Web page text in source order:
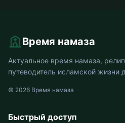
Время намаза
Актуальное время намаза,
путеводитель исламской жизни
© 2026 Время намаза
Быстрый доступ